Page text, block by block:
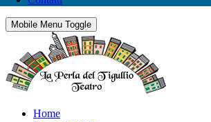
Mobile Menu Toggle
Home